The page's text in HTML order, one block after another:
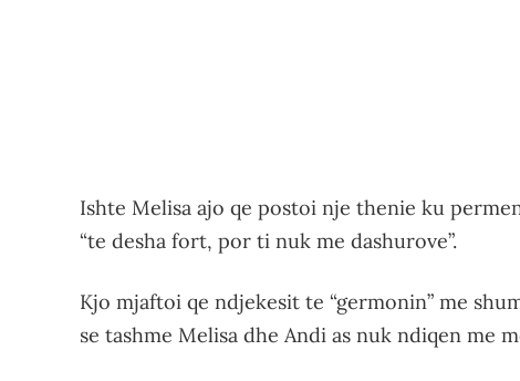
Ishte Melisa ajo qe postoi nje thenie ku
“te desha fort, por ti nuk me dashurove”.
Kjo mjaftoi qe ndjekesit te “germonin” me
se tashme Melisa dhe Andi as nuk ndiqen me